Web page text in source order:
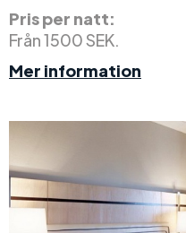
Pris per natt:
Från 1500 SEK.
Mer information